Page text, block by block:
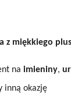
z miękkiego
na imieniny,
inną okazję